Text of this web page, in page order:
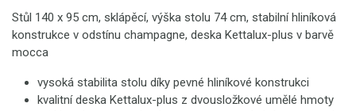
Stůl 140 x 95 cm, sklápěcí, výška stolu 74 cm, stabilní hliníková
konstrukce v odstínu champagne, deska Kettalux-plus v barvě
mocca
vysoká stabilita stolu díky pevné hliníkové konstrukci
kvalitní deska Kettalux-plus z dvousložkové umělé hmoty